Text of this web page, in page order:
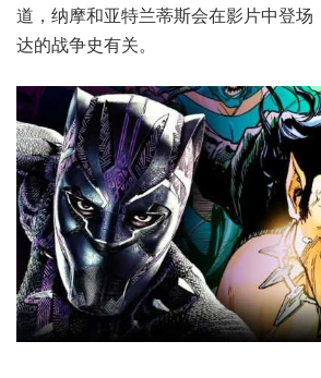
道，纳摩和亚特兰蒂斯会在影片中登场
达的战争史有关。